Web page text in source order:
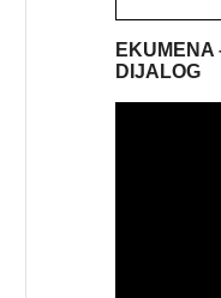
EKUMENA
DIJALOG